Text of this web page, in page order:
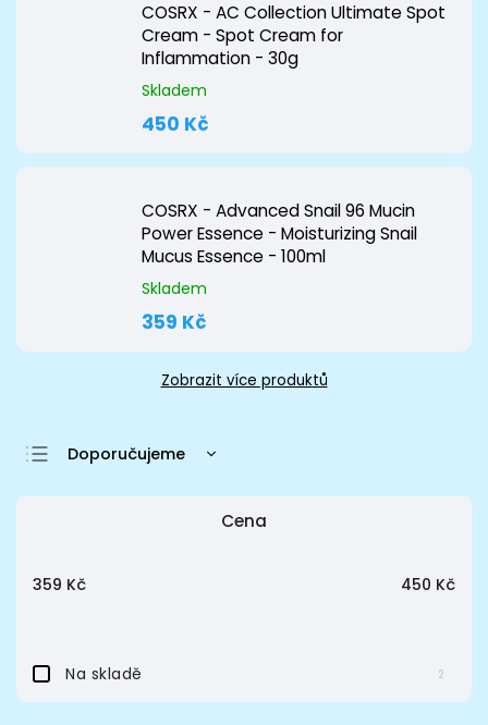
COSRX - AC Collection Ultimate Spot
Cream - Spot Cream for
Inflammation - 30g
Skladem
450 Kč
COSRX - Advanced Snail 96 Mucin
Power Essence - Moisturizing Snail
Mucus Essence - 100ml
Skladem
359 Kč
Zobrazit více produktů
Doporučujeme
Abecedně
Cena
359 Kč 450 Kč
Na skladě 2